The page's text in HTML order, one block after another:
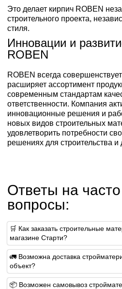
Это делает кирпич ROBEN
строительного проекта,
стиля.
Инновации и
ROBEN
ROBEN всегда
расширяет ассортимент
современным стандартам
ответственности. Компания
инновационные решения и
новых видов строительных
удовлетворить потребности
решениях для строительства и
Ответы на
вопросы:
🛒 Как заказать строительные
магазине Старти?
🚛 Возможна доставка
объект?
📦 Возможен самовывоз